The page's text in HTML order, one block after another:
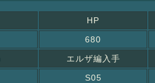
HP
680
エルザ編入手
S05